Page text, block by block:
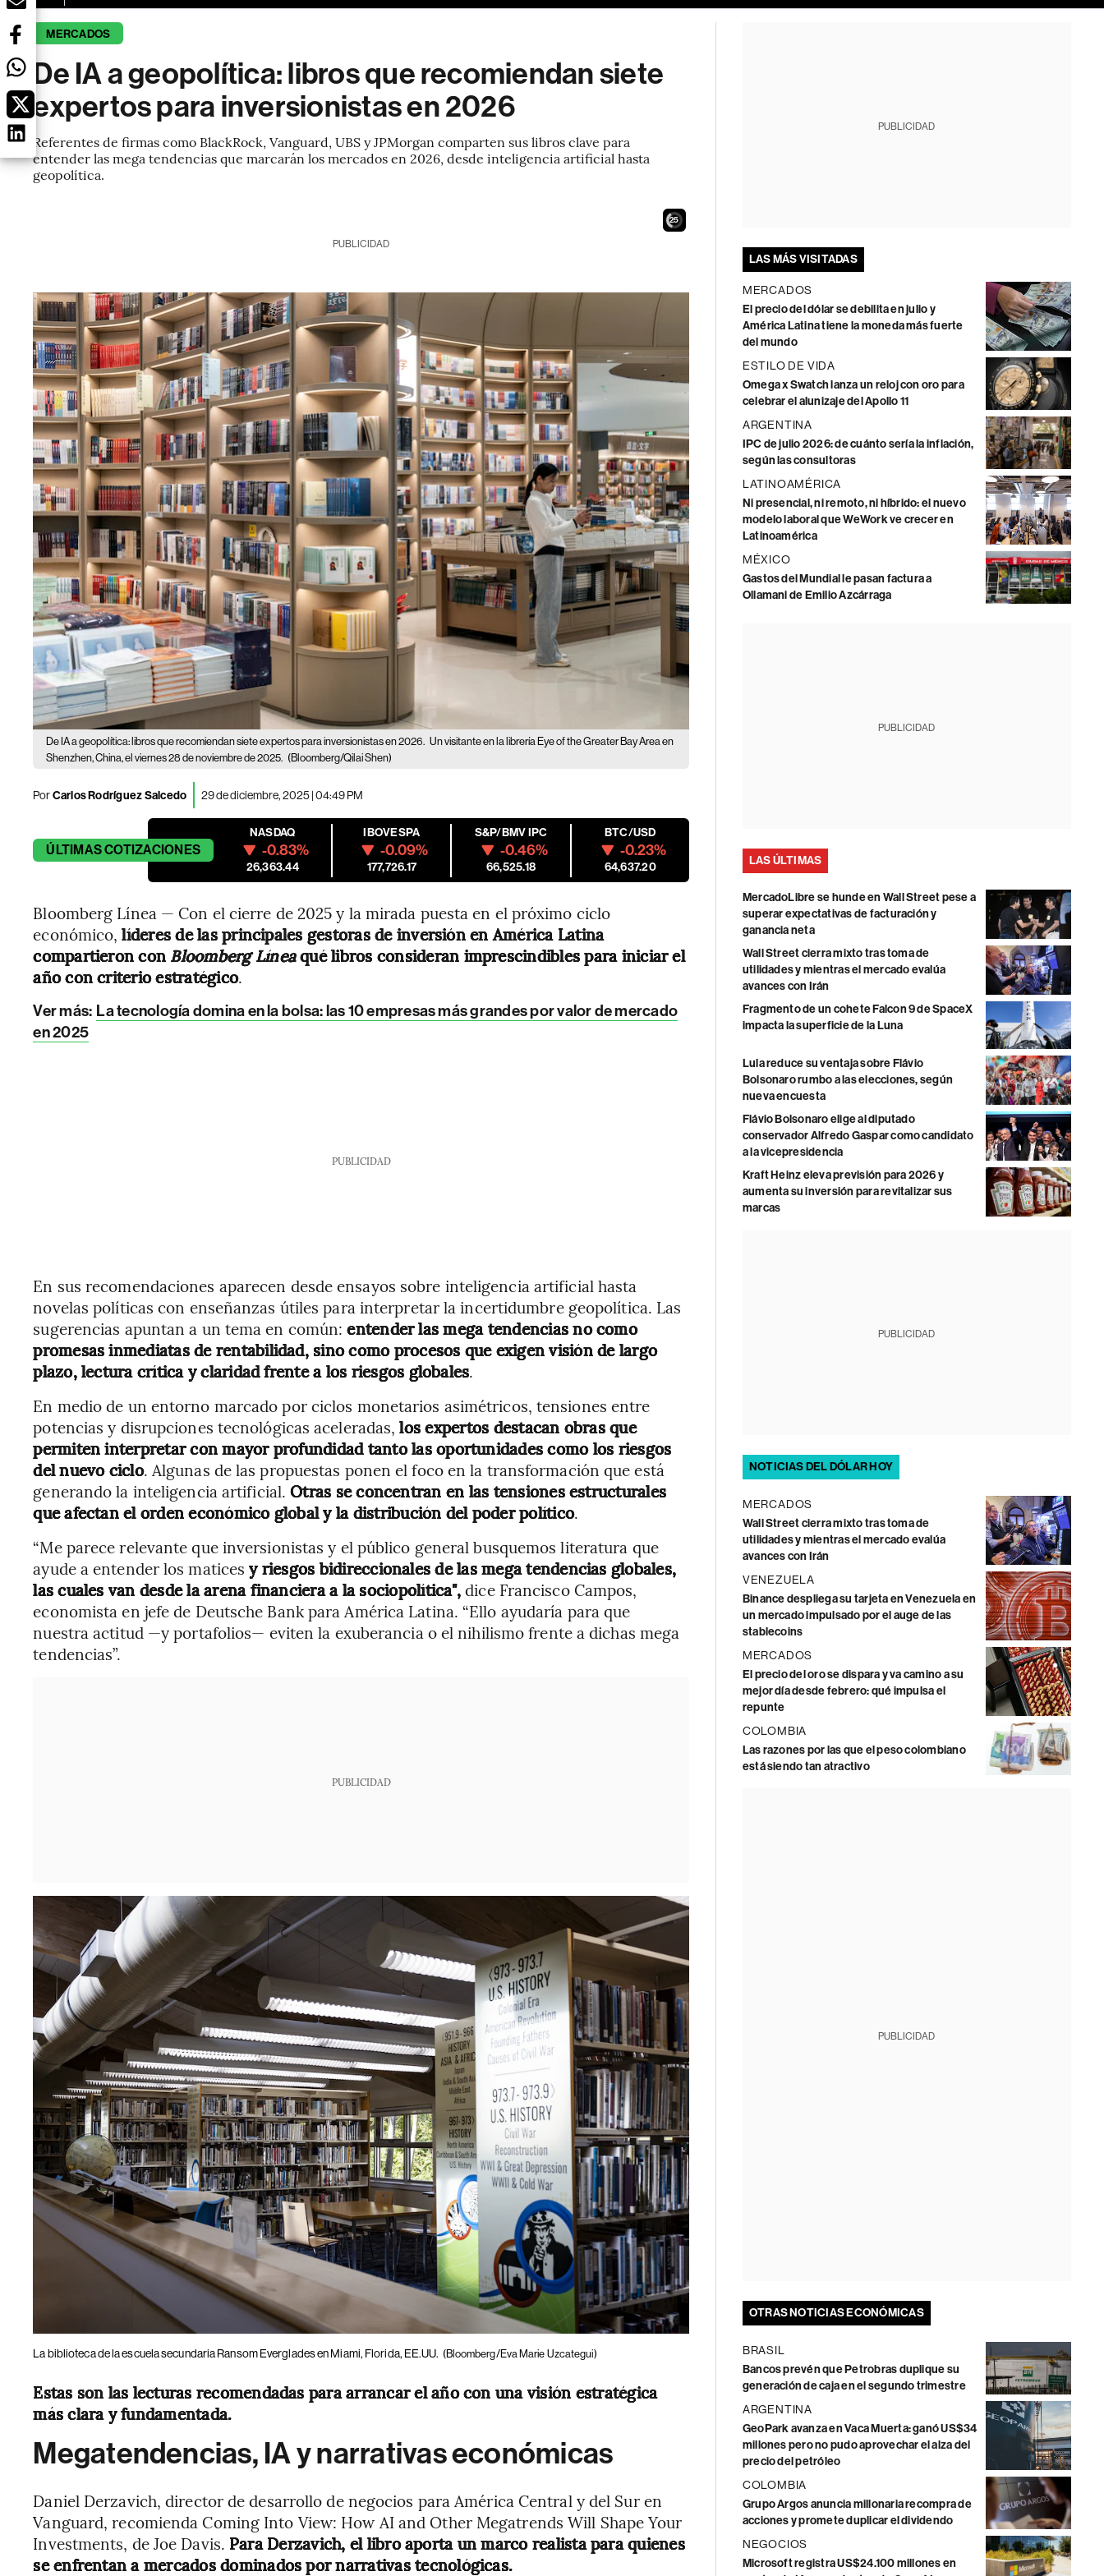
MERCADOS
De IA a geopolítica: libros que recomiendan siete
expertos para inversionistas en 2026
Referentes de firmas como BlackRock, Vanguard, UBS y JPMorgan comparten sus libros clave para
entender las mega tendencias que marcarán los mercados en 2026, desde inteligencia artificial hasta
geopolítica.
24
PUBLICIDAD
De IA a geopolítica: libros que recomiendan siete expertos para inversionistas en 2026. Un visitante en la librería Eye of the Greater Bay Area en
Shenzhen, China, el viernes 28 de noviembre de 2025. (Bloomberg/Qilai Shen)
PorCarlos Rodríguez Salcedo 29 de diciembre, 2025 | 04:49 PM
ÚLTIMASCOTIZACIONES
NASDAQ
-0.83%
26,363.44
IBOVESPA
-0.09%
177,726.17
S&P/BMV IPC
-0.46%
66,525.18
BTC/USD
-0.23%
64,637.20
Bloomberg Línea — Con el cierre de 2025 y la mirada puesta en el próximo ciclo
económico,líderes de las principales gestoras de inversión en América Latina
compartieron con Bloomberg Líneaqué libros consideran imprescindibles para iniciar el
año con criterio estratégico.
Ver más: La tecnología domina en la bolsa: las 10 empresas más grandes por valor de mercado
en 2025
PUBLICIDAD
En sus recomendaciones aparecen desde ensayos sobre inteligencia artificial hasta
novelas políticas con enseñanzas útiles para interpretar la incertidumbre geopolítica. Las
sugerencias apuntan a un tema en común:entender las mega tendencias no como
promesas inmediatas de rentabilidad, sino como procesos que exigen visión de largo
plazo, lectura crítica y claridad frente a los riesgos globales.
En medio de un entorno marcado por ciclos monetarios asimétricos, tensiones entre
potencias y disrupciones tecnológicas aceleradas, los expertos destacan obras que
permiten interpretar con mayor profundidad tanto las oportunidades como los riesgos
del nuevo ciclo. Algunas de las propuestas ponen el foco en la transformación que está
generando la inteligencia artificial.Otras se concentran en las tensiones estructurales
que afectan el orden económico global y la distribución del poder político.
“Me parece relevante que inversionistas y el público general busquemos literatura que
ayude a entender los maticesy riesgos bidireccionales de las mega tendencias globales,
las cuales van desde la arena financiera a la sociopolítica",dice Francisco Campos,
economista en jefe de Deutsche Bank para América Latina. “Ello ayudaría para que
nuestra actitud —y portafolios— eviten la exuberancia o el nihilismo frente a dichas mega
tendencias”.
PUBLICIDAD
La biblioteca de la escuela secundaria Ransom Everglades en Miami, Florida, EE.UU. (Bloomberg/Eva Marie Uzcategui)
Estas son las lecturas recomendadas para arrancar el año con una visión estratégica
más clara y fundamentada.
Megatendencias, IA y narrativas económicas
Daniel Derzavich, director de desarrollo de negocios para América Central y del Sur en
Vanguard, recomienda Coming Into View: How AI and Other Megatrends Will Shape Your
Investments, de Joe Davis. Para Derzavich, el libro aporta un marco realista para quienes
se enfrentan a mercados dominados por narrativas tecnológicas.
PUBLICIDAD
LAS MÁS VISITADAS
MERCADOS
El precio del dólar se debilita en julio y
América Latina tiene la moneda más fuerte
del mundo
ESTILO DE VIDA
Omega x Swatch lanza un reloj con oro para
celebrar el alunizaje del Apollo 11
ARGENTINA
IPC de julio 2026: de cuánto sería la inflación,
según las consultoras
LATINOAMÉRICA
Ni presencial, ni remoto, ni híbrido: el nuevo
modelo laboral que WeWork ve crecer en
Latinoamérica
MÉXICO
Gastos del Mundial le pasan factura a
Ollamani de Emilio Azcárraga
PUBLICIDAD
LAS ÚLTIMAS
MercadoLibre se hunde en Wall Street pese a
superar expectativas de facturación y
ganancia neta
Wall Street cierra mixto tras toma de
utilidades y mientras el mercado evalúa
avances con Irán
Fragmento de un cohete Falcon 9 de SpaceX
impacta la superficie de la Luna
Lula reduce su ventaja sobre Flávio
Bolsonaro rumbo a las elecciones, según
nueva encuesta
Flávio Bolsonaro elige al diputado
conservador Alfredo Gaspar como candidato
a la vicepresidencia
Kraft Heinz eleva previsión para 2026 y
aumenta su inversión para revitalizar sus
marcas
PUBLICIDAD
NOTICIAS DEL DÓLAR HOY
MERCADOS
Wall Street cierra mixto tras toma de
utilidades y mientras el mercado evalúa
avances con Irán
VENEZUELA
Binance despliega su tarjeta en Venezuela en
un mercado impulsado por el auge de las
stablecoins
MERCADOS
El precio del oro se dispara y va camino a su
mejor día desde febrero: qué impulsa el
repunte
COLOMBIA
Las razones por las que el peso colombiano
está siendo tan atractivo
PUBLICIDAD
OTRAS NOTICIAS ECONÓMICAS
BRASIL
Bancos prevén que Petrobras duplique su
generación de caja en el segundo trimestre
ARGENTINA
GeoPark avanza en Vaca Muerta: ganó US$34
millones pero no pudo aprovechar el alza del
precio del petróleo
COLOMBIA
Grupo Argos anuncia millonaria recompra de
acciones y promete duplicar el dividendo
NEGOCIOS
Microsoft registra US$24.100 millones en